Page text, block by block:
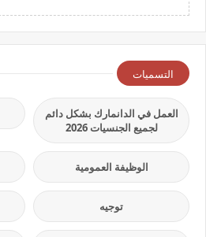
التسميات
العمل في الدانمارك بشكل دائم
لجميع الجنسيات 2026
الوظيفة العمومية
توجيه